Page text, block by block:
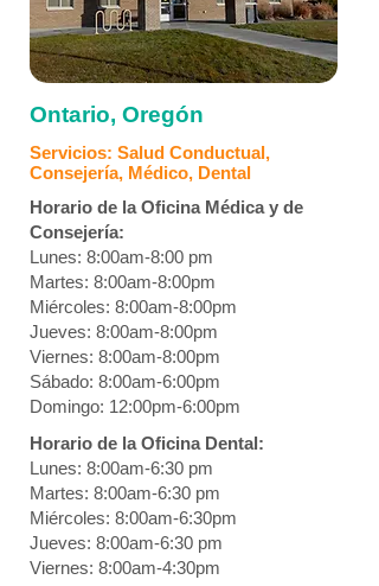
Ontario, Oregón
Servicios: Salud Conductual,
Consejería, Médico, Dental
Horario de la Oficina Médica y de
Consejería:
Lunes: 8:00am-8:00 pm
Martes: 8:00am-8:00pm
Miércoles: 8:00am-8:00pm
Jueves: 8:00am-8:00pm
Viernes: 8:00am-8:00pm
Sábado: 8:00am-6:00pm
Domingo: 12:00pm-6:00pm
Horario de la Oficina Dental:
Lunes: 8:00am-6:30 pm
Martes: 8:00am-6:30 pm
Miércoles: 8:00am-6:30pm
Jueves: 8:00am-6:30 pm
Viernes: 8:00am-4:30pm